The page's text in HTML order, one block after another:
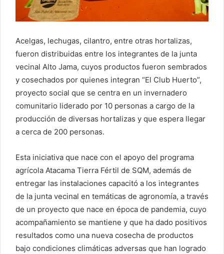
Acelgas, lechugas, cilantro, entre otras hortalizas,
fueron distribuidas entre los integrantes de la junta
vecinal Alto Jama, cuyos productos fueron sembrados
y cosechados por quienes integran “El Club Huerto”,
proyecto social que se centra en un invernadero
comunitario liderado por 10 personas a cargo de la
producción de diversas hortalizas y que espera llegar
a cerca de 200 personas.
Esta iniciativa que nace con el apoyo del programa
agrícola Atacama Tierra Fértil de SQM, además de
entregar las instalaciones capacitó a los integrantes
de la junta vecinal en temáticas de agronomía, a través
de un proyecto que nace en época de pandemia, cuyo
acompañamiento se mantiene y que ha dado positivos
resultados como una nueva cosecha de productos
bajo condiciones climáticas adversas que han logrado